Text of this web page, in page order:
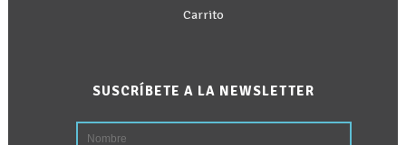
Carrito
SUSCRÍBETE A LA NEWSLETTER